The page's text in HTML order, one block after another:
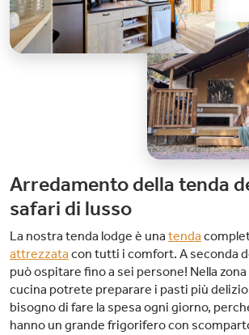
Arredamento della tenda
safari di lusso
La nostra tenda lodge è una tenda
attrezzata con tutti i comfort. A seconda
può ospitare fino a sei persone! Nella
cucina potrete preparare i pasti più
bisogno di fare la spesa ogni giorno,
hanno un grande frigorifero con